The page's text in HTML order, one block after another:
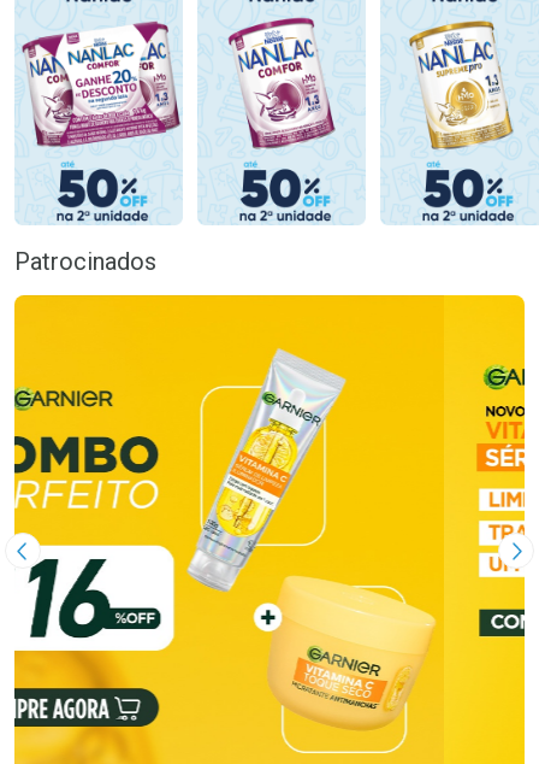
Patrocinados
Imagem Anterior